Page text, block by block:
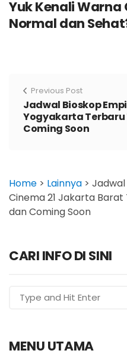
Yuk Kenali
Normal dan
Previous Post
Jadwal Bioskop
Yogyakarta
Coming Soon
Home > Lainnya > Jadwal
Cinema 21 Jakarta
dan Coming Soon
CARI INFO DI SINI
MENU UTAMA